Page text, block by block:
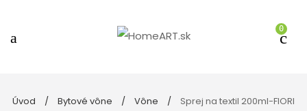
0
Úvod Bytové vône Vône
Sprej na textil 200ml-FIORI